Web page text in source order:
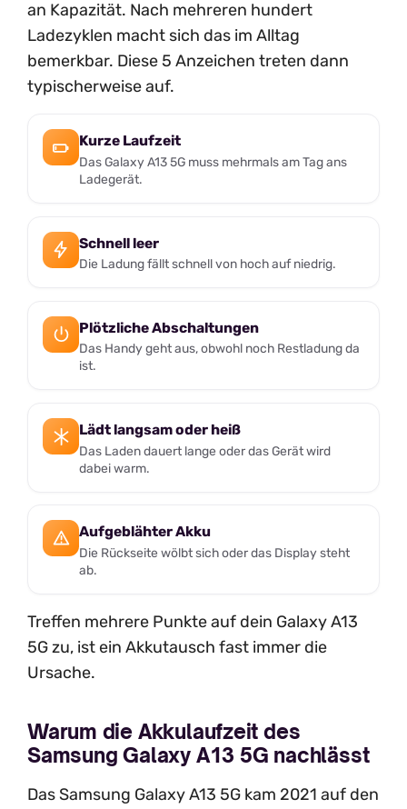
an Kapazität. Nach mehreren hundert
Ladezyklen macht sich das im Alltag
bemerkbar. Diese 5 Anzeichen treten dann
typischerweise auf.
Kurze Laufzeit
Das Galaxy A13 5G muss mehrmals am Tag ans
Ladegerät.
Schnell leer
Die Ladung fällt schnell von hoch auf niedrig.
Plötzliche Abschaltungen
Das Handy geht aus, obwohl noch Restladung da
ist.
Lädt langsam oder heiß
Das Laden dauert lange oder das Gerät wird
dabei warm.
Aufgeblähter Akku
Die Rückseite wölbt sich oder das Display steht
ab.
Treffen mehrere Punkte auf dein Galaxy A13
5G zu, ist ein Akkutausch fast immer die
Ursache.
Warum die Akkulaufzeit des
Samsung Galaxy A13 5G nachlässt
Das Samsung Galaxy A13 5G kam 2021 auf den